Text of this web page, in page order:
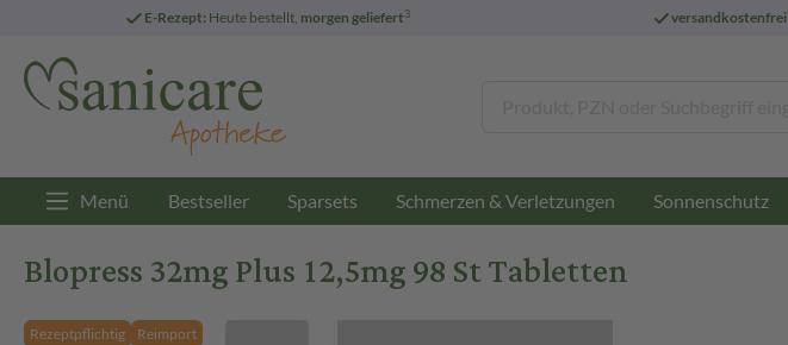
E-Rezept: Heute bestellt, morgen geliefert3 versandkostenfrei
Menü Bestseller Sparsets Schmerzen & Verletzungen Sonnenschutz
Blopress 32mg Plus 12,5mg 98 St Tabletten
Rezeptpflichtig Reimport